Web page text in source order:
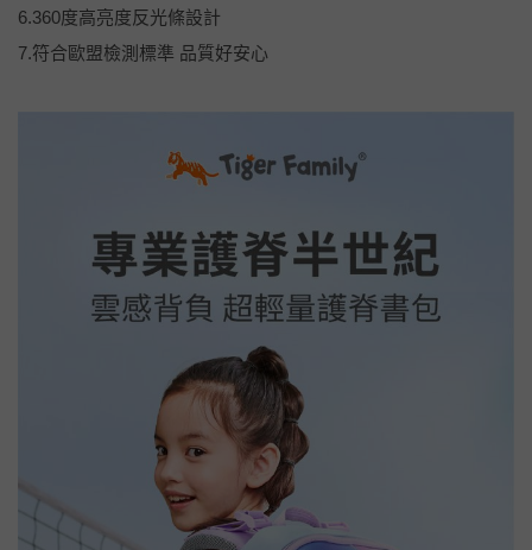
6.360度高亮度反光條設計
7.符合歐盟檢測標準 品質好安心